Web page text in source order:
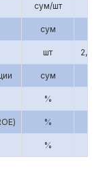
сум/шт
сум
шт
сум
%
%
%